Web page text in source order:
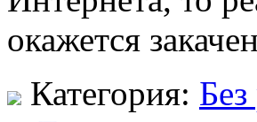
окажется
Категория: